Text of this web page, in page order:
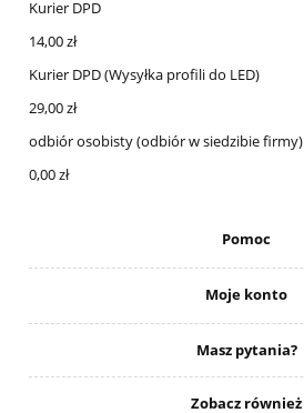
Kurier DPD
14,00 zł
Kurier DPD(Wysyłka profili do LED)
29,00 zł
odbiór osobisty(odbiór w siedzibie firmy)
0,00 zł
Pomoc
Moje konto
Masz pytania?
Zobacz również